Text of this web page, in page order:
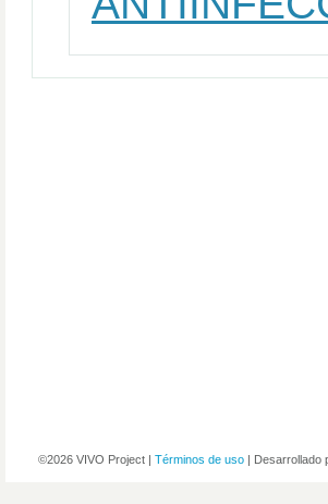
©2026 VIVO Project | Términos de uso | Desarrollado